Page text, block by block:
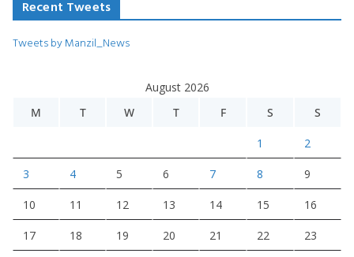
Recent Tweets
Tweets by Manzil_News
August 2026
M
T W T F S S
1 2
3 4 5 6 7 8 9
10 11 12 13 14 15 16
17 18 19 20 21 22 23